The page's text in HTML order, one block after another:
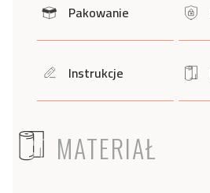
icon Pakowanie icon
icon Instrukcje Icon
ICONMATERIAŁ